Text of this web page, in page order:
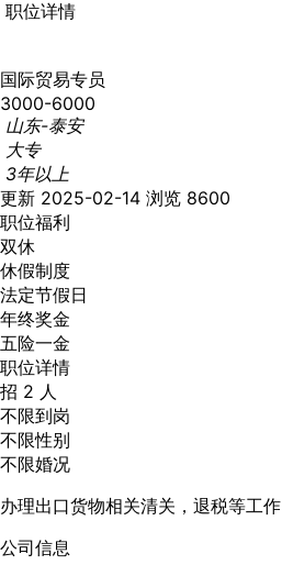
职位详情
国际贸易专员
3000-6000
山东-泰安
大专
3年以上
更新 2025-02-14 浏览 8600
职位福利
双休
休假制度
法定节假日
年终奖金
五险一金
职位详情
招 2 人
不限到岗
不限性别
不限婚况
办理出口货物相关清关，退税等工作
公司信息